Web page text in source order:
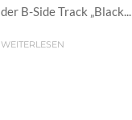
der B-Side Track „Black...
WEITERLESEN